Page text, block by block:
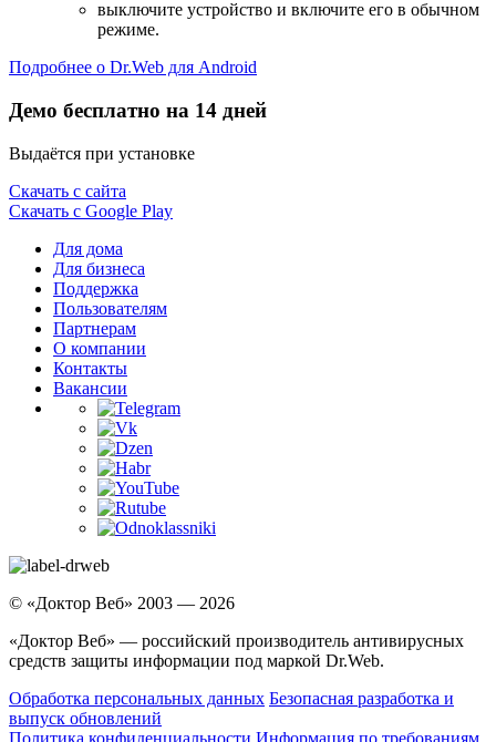
выключите устройство и включите его в обычном
режиме.
Подробнее о Dr.Web для Android
Демо бесплатно на 14 дней
Выдаётся при установке
Скачать с сайта
Скачать с Google Play
Для дома
Для бизнеса
Поддержка
Пользователям
Партнерам
О компании
Контакты
Вакансии
© «Доктор Веб» 2003 — 2026
«Доктор Веб» — российский производитель антивирусных
средств защиты информации под маркой Dr.Web.
Обработка персональных данных Безопасная разработка и
выпуск обновлений
Политика конфиденциальности Информация по требованиям